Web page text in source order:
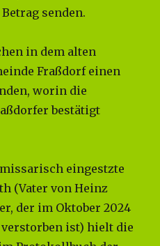
senden.
in dem alten
Fraßdorf einen
worin die
bestätigt
eingestzte
(Vater von Heinz
der im Oktober 2024
ist) hielt die